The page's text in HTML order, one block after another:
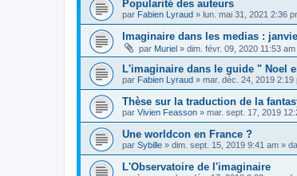
Popularité des auteurs
par Fabien Lyraud » lun. mai 31, 2021 2:36
Imaginaire dans les medias :
par Muriel » dim. févr. 09, 2020 11:53
L'imaginaire dans le guide " Noel
par Fabien Lyraud » mar. déc. 24, 2019 2:19
Thèse sur la traduction de la
par Vivien Feasson » mar. sept. 17, 2019
Une worldcon en France ?
par Sybille » dim. sept. 15, 2019 9:41 am »
L'Observatoire de l'imaginaire